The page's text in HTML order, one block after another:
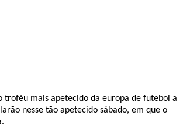
troféu mais apetecido da europa de futebol a
nesse tão apetecido sábado, em que o